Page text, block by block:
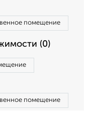
помещение
(0)
помещение